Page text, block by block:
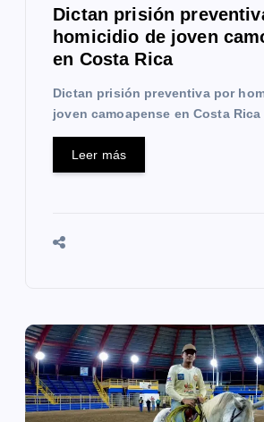
Dictan prisión
homicidio de joven
en Costa Rica
Dictan prisión preventiva por
joven camoapense en Costa Rica
Leer más